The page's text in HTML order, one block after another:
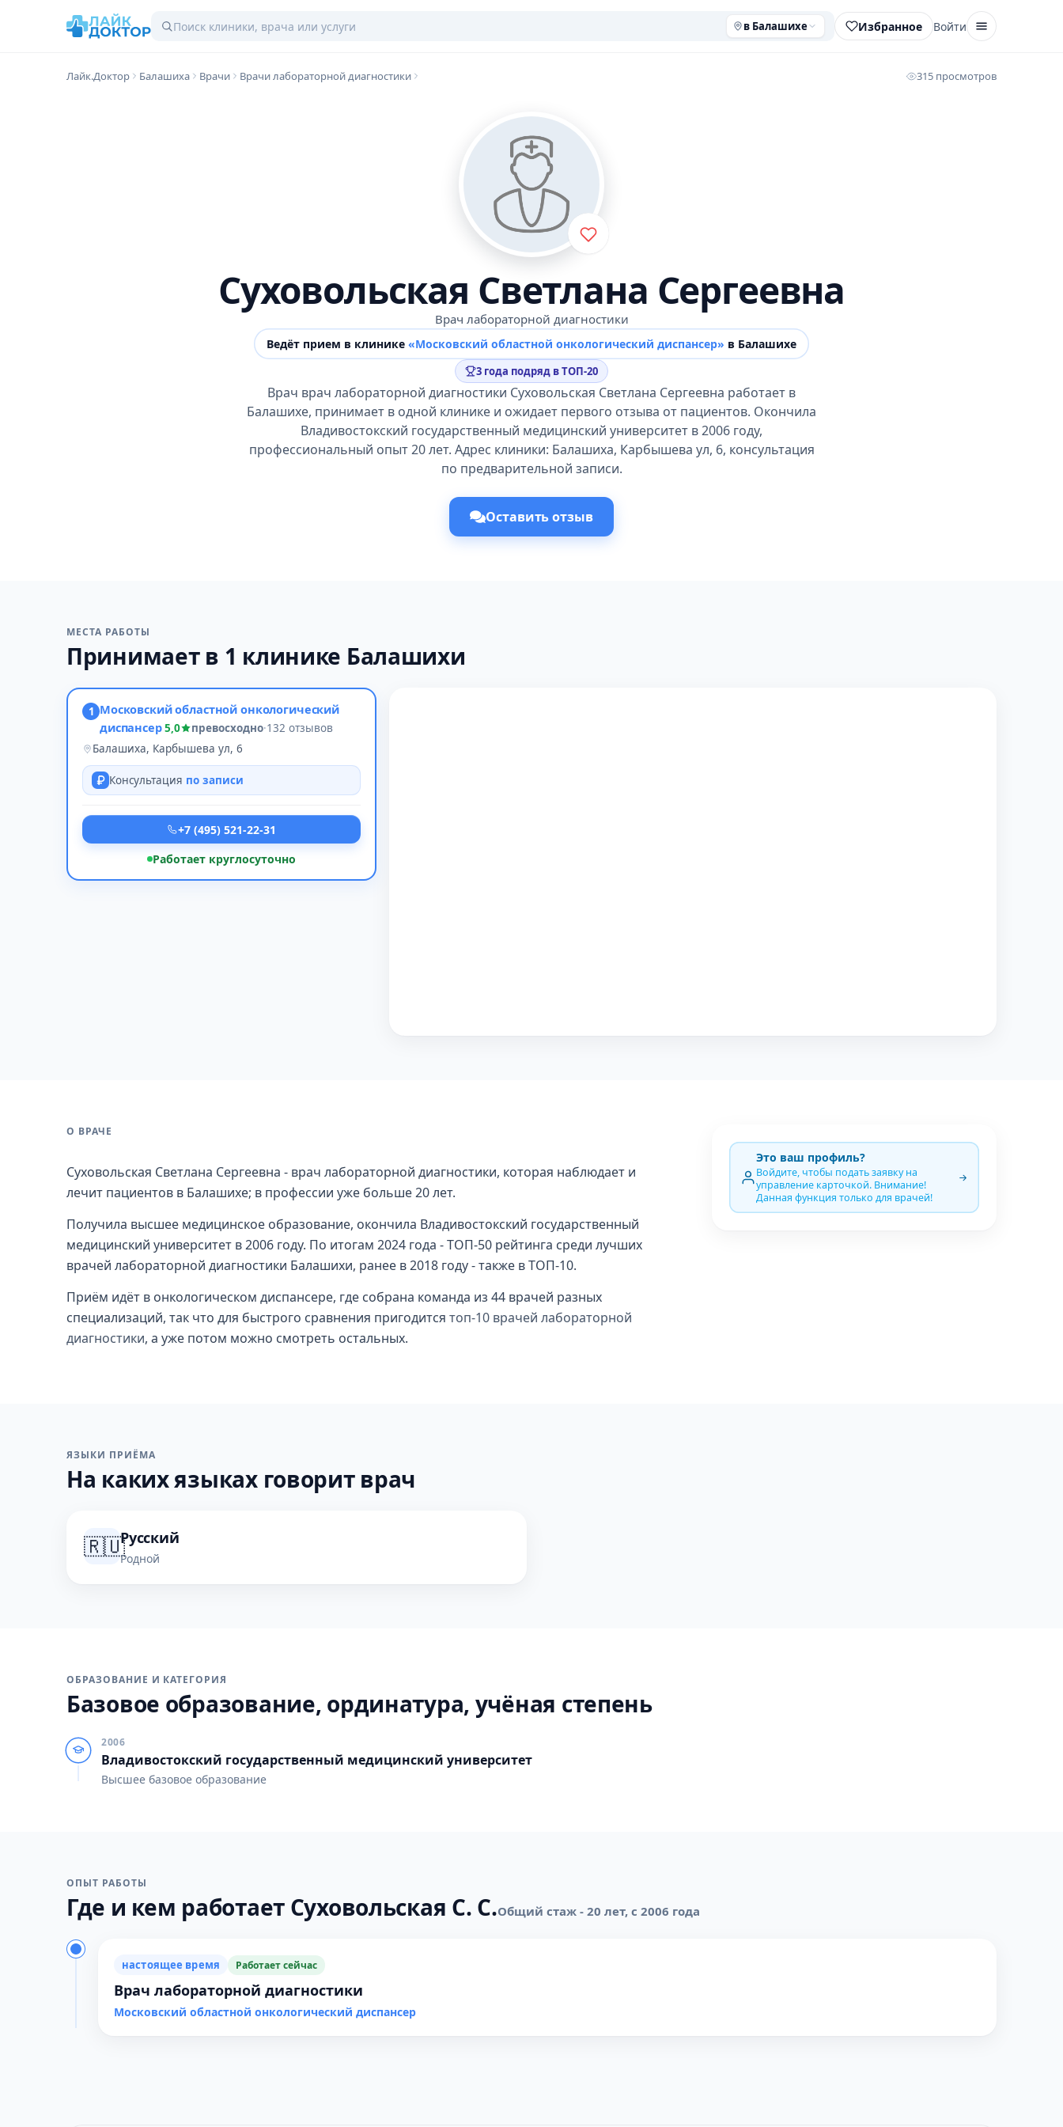
в Балашихе Избранное Войти
Лайк.Доктор Балашиха Врачи Врачи лабораторной диагностики 315 просмотров
Суховольская Светлана Сергеевна
Врач лабораторной диагностики
Ведёт прием в клинике «Московский областной онкологический диспансер» в Балашихе
3 года подряд в ТОП-20
Врач врач лабораторной диагностики Суховольская Светлана Сергеевна работает в
Балашихе, принимает в одной клинике и ожидает первого отзыва от пациентов. Окончила
Владивостокский государственный медицинский университет в 2006 году,
профессиональный опыт 20 лет. Адрес клиники: Балашиха, Карбышева ул, 6, консультация
по предварительной записи.
Оставить отзыв
МЕСТА РАБОТЫ
Принимает в 1 клинике Балашихи
1 Московский областной онкологический
диспансер5,0 превосходно·132 отзывов
Балашиха, Карбышева ул, 6
Консультация по записи
+7 (495) 521-22-31
Работает круглосуточно
О ВРАЧЕ
Суховольская Светлана Сергеевна - врач лабораторной диагностики, которая наблюдает и
лечит пациентов в Балашихе; в профессии уже больше 20 лет.
Получила высшее медицинское образование, окончила Владивостокский государственный
медицинский университет в 2006 году. По итогам 2024 года - ТОП-50 рейтинга среди лучших
врачей лабораторной диагностики Балашихи, ранее в 2018 году - также в ТОП-10.
Приём идёт в онкологическом диспансере, где собрана команда из 44 врачей разных
специализаций, так что для быстрого сравнения пригодится топ-10 врачей лабораторной
диагностики, а уже потом можно смотреть остальных.
Это ваш профиль?
Войдите, чтобы подать заявку на
управление карточкой. Внимание!
Данная функция только для врачей!
ЯЗЫКИ ПРИЁМА
На каких языках говорит врач
🇷🇺Русский
Родной
ОБРАЗОВАНИЕ И КАТЕГОРИЯ
Базовое образование, ординатура, учёная степень
2006
Владивостокский государственный медицинский университет
Высшее базовое образование
ОПЫТ РАБОТЫ
Где и кем работает Суховольская С. С.Общий стаж - 20 лет, с 2006 года
настоящее время Работает сейчас
Врач лабораторной диагностики
Московский областной онкологический диспансер